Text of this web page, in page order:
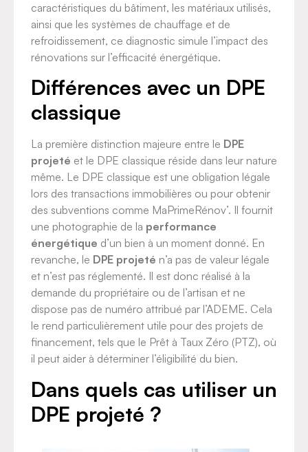
caractéristiques du bâtiment, les matériaux utilisés,
ainsi que les systèmes de chauffage et de
refroidissement, ce diagnostic simule l’impact des
rénovations sur l’efficacité énergétique.
Différences avec un DPE
classique
La première distinction majeure entre le DPE
projeté et le DPE classique réside dans leur nature
même. Le DPE classique est une obligation légale
lors des transactions immobilières ou pour obtenir
des subventions comme MaPrimeRénov’. Il fournit
une photographie de la performance
énergétique d’un bien à un moment donné. En
revanche, le DPE projeté n’a pas de valeur légale
et n’est pas réglementé. Il est donc réalisé à la
demande du propriétaire ou de l’artisan et ne
dispose pas de numéro attribué par l’ADEME. Cela
le rend particulièrement utile pour des projets de
financement, tels que le Prêt à Taux Zéro (PTZ), où
il peut aider à déterminer l’éligibilité du bien.
Dans quels cas utiliser un
DPE projeté ?